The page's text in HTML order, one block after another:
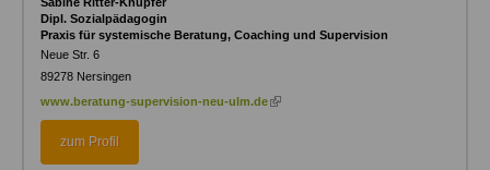
Dipl. Sozialpädagogin
Praxis für systemische Beratung, Coaching und Supervision
Neue Str. 6
89278 Nersingen
www.beratung-supervision-neu-ulm.de (link
zum Profil